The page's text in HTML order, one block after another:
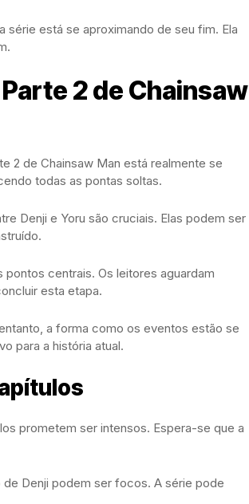
série está se aproximando de seu fim. Ela
2 de Chainsaw
2 de Chainsaw Man está realmente se
todas as pontas soltas.
Denji e Yoru são cruciais. Elas podem ser
centrais. Os leitores aguardam
esta etapa.
a forma como os eventos estão se
para a história atual.
prometem ser intensos. Espera-se que a
Denji podem ser focos. A série pode